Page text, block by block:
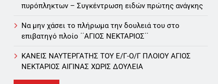
πυρόπληκτων – Συγκέντρωση ειδών πρώτης ανάγκης
Να μην χάσει το πλήρωμα την δουλειά του στο
επιβατηγό πλοίο ΄΄ΑΓΙΟΣ ΝΕΚΤΑΡΙΟΣ΄΄
ΚΑΝΕΙΣ ΝΑΥΤΕΡΓΑΤΗΣ TOY Ε/Γ-Ο/Γ ΠΛΟΙΟY ΑΓΙΟΣ
ΝΕΚΤΑΡΙΟΣ ΑΙΓΙΝΑΣ ΧΩΡΙΣ ΔΟΥΛΕΙΑ